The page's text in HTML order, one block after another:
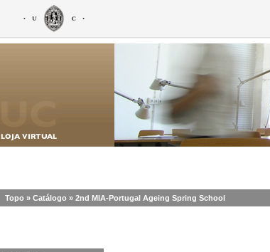
Topo » Catálogo » 2nd MIA-Portugal Ageing Spring School